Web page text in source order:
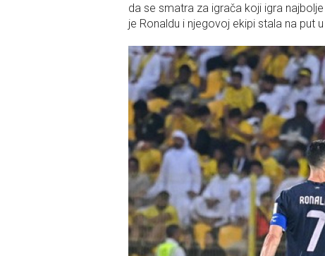
da se smatra za igrača koji igra
je Ronaldu i njegovoj ekipi stala na put